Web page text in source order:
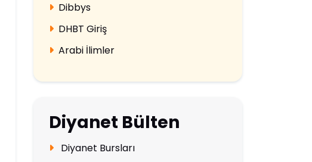
Dibbys
DHBT Giriş
Arabi İlimler
Diyanet Bülten
Diyanet Bursları